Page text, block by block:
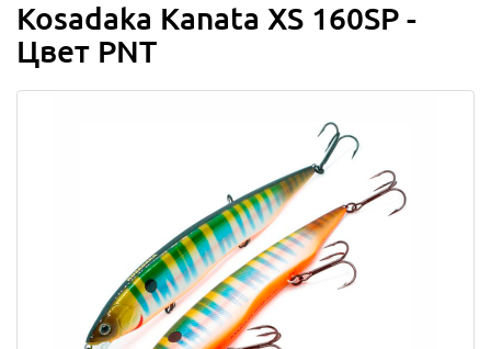
Kosadaka Kanata XS 160SP -
Цвет PNT